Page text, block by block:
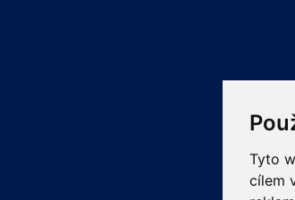
Tyto
cílem